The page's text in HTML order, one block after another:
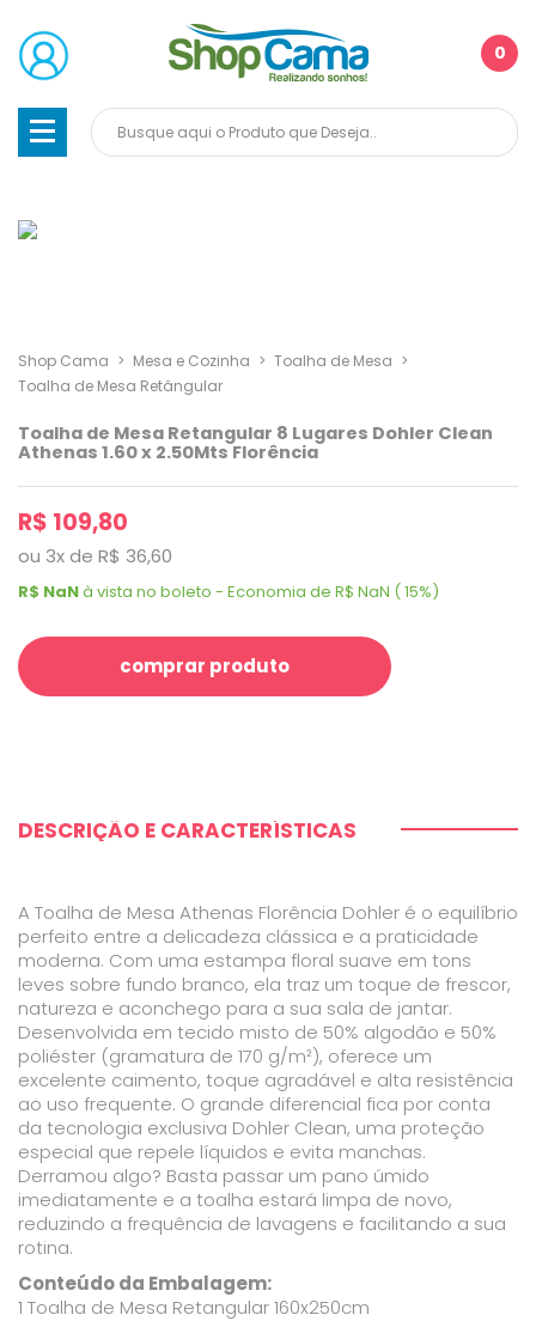
0
Shop Cama > Mesa e Cozinha > Toalha de Mesa >
Toalha de Mesa Retângular
Toalha de Mesa Retangular 8 Lugares Dohler Clean
Athenas 1.60 x 2.50Mts Florência
R$ 109,80
ou 3xde R$ 36,60
R$ NaNà vista no boleto - Economia de R$ NaN ( 15%)
comprar produto
DESCRIÇÃO E CARACTERÍSTICAS
A Toalha de Mesa Athenas Florência Dohler é o equilíbrio
perfeito entre a delicadeza clássica e a praticidade
moderna. Com uma estampa floral suave em tons
leves sobre fundo branco, ela traz um toque de frescor,
natureza e aconchego para a sua sala de jantar.
Desenvolvida em tecido misto de 50% algodão e 50%
poliéster (gramatura de 170 g/m²), oferece um
excelente caimento, toque agradável e alta resistência
ao uso frequente. O grande diferencial fica por conta
da tecnologia exclusiva Dohler Clean, uma proteção
especial que repele líquidos e evita manchas.
Derramou algo? Basta passar um pano úmido
imediatamente e a toalha estará limpa de novo,
reduzindo a frequência de lavagens e facilitando a sua
rotina.
Conteúdo da Embalagem:
1 Toalha de Mesa Retangular 160x250cm